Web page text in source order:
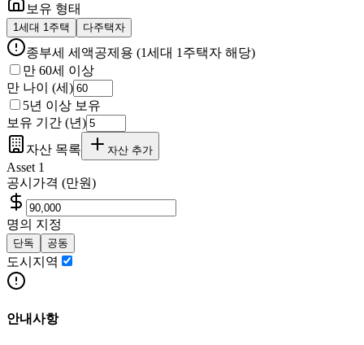
보유 형태
1세대 1주택 다주택자
종부세 세액공제용 (1세대 1주택자 해당)
만 60세 이상
만 나이 (세)
5년 이상 보유
보유 기간 (년)
자산 목록
자산 추가
Asset 1
공시가격 (만원)
명의 지정
단독 공동
도시지역
안내사항